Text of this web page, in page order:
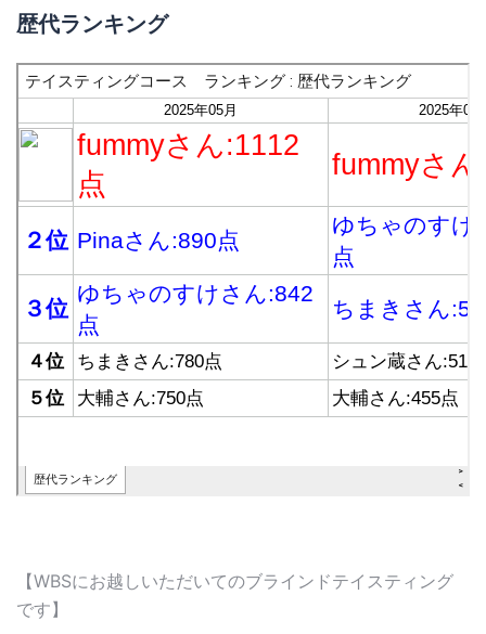
歴代ランキング
【WBSにお越しいただいてのブラインドテイスティング
です】